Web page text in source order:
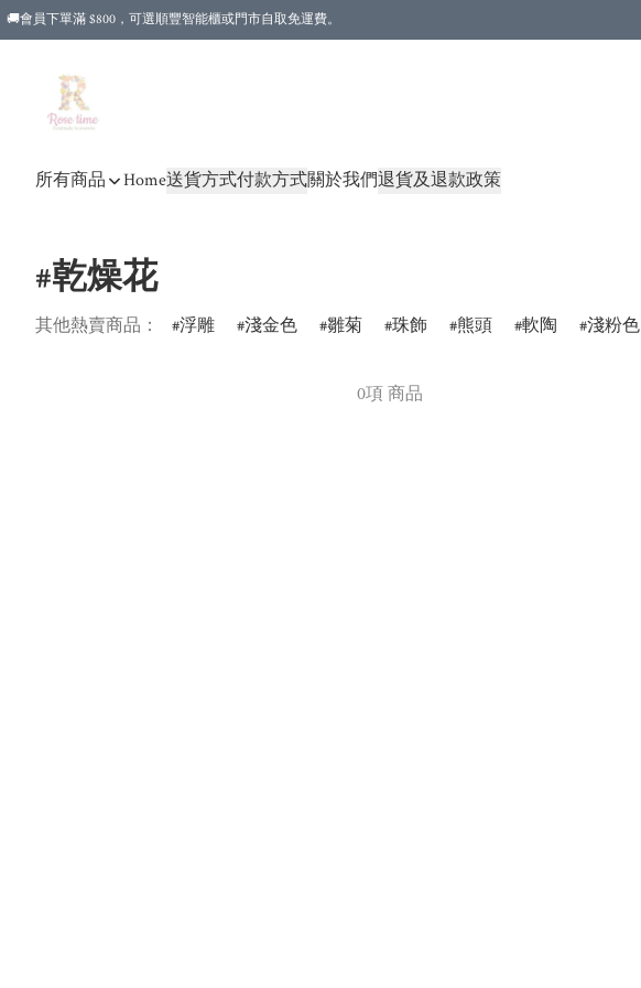
🚚會員下單滿 $800，可選順豐智能櫃或門市自取免運費。
所有商品 Home送貨方式付款方式關於我們退貨及退款政策
#乾燥花
其他熱賣商品： 浮雕 淺金色 雛菊 珠飾 熊頭 軟陶 淺粉色
0項 商品